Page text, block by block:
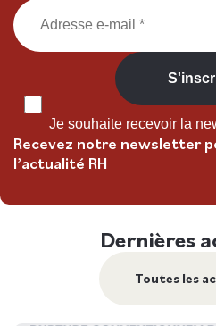
Je souhaite recevoir la
Recevez notre newsletter
l’actualité RH
Dernières
Toutes les